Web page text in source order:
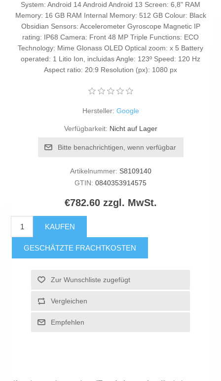
System: Android 14 Android Android 13 Screen: 6,8" RAM
Memory: 16 GB RAM Internal Memory: 512 GB Colour: Black
Obsidian Sensors: Accelerometer Gyroscope Magnetic IP
rating: IP68 Camera: Front 48 MP Triple Functions: ECO
Technology: Mime Glonass OLED Optical zoom: x 5 Battery
operated: 1 Litio Ion, incluidas Angle: 123º Speed: 120 Hz
Aspect ratio: 20:9 Resolution (px): 1080 px
Hersteller: Google
Verfügbarkeit: Nicht auf Lager
Bitte benachrichtigen, wenn verfügbar
Artikelnummer: S8109140
GTIN: 0840353914575
€782.60 zzgl. MwSt.
KAUFEN
GESCHÄTZTE FRACHTKOSTEN
Zur Wunschliste zugefügt
Vergleichen
Empfehlen